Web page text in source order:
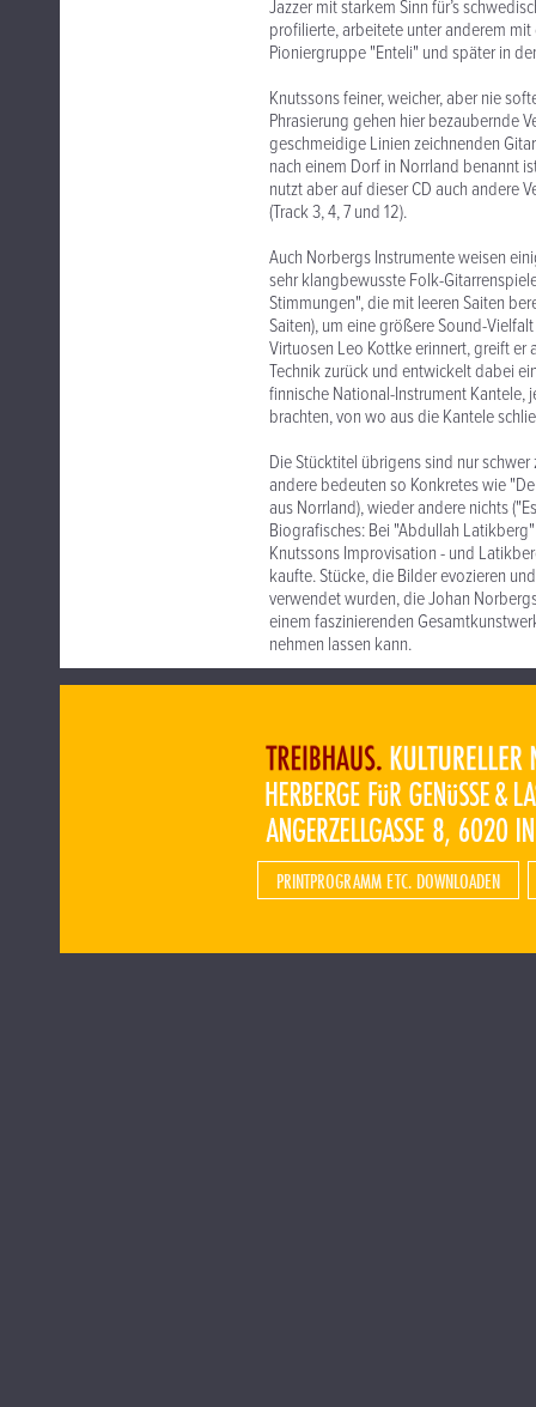
Jazzer mit starkem Sinn für’s
profilierte, arbeitete unter anderem
Pioniergruppe "Enteli" und später in
Knutssons feiner, weicher, aber nie
Phrasierung gehen hier bezaubernde
geschmeidige Linien zeichnenden
nach einem Dorf in Norrland benannt
nutzt aber auf dieser CD auch andere
(Track 3, 4, 7 und 12).
Auch Norbergs Instrumente weisen
sehr klangbewusste Folk-
Stimmungen", die mit leeren Saiten
Saiten), um eine größere Sound-
Virtuosen Leo Kottke erinnert, greift
Technik zurück und entwickelt dabei
finnische National-Instrument Kantele,
brachten, von wo aus die Kantele
Die Stücktitel übrigens sind nur
andere bedeuten so Konkretes wie
aus Norrland), wieder andere nichts
Biografisches: Bei "Abdullah
Knutssons Improvisation - und
kaufte. Stücke, die Bilder evozieren
verwendet wurden, die Johan
einem faszinierenden
nehmen lassen kann.
PRINTPROGRAMM ETC. DOWNLOADEN